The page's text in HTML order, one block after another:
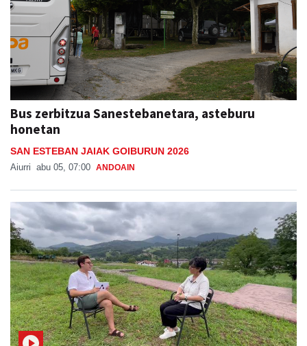
Bus zerbitzua Sanestebanetara, asteburu
honetan
SAN ESTEBAN JAIAK GOIBURUN 2026
Aiurri abu 05, 07:00 ANDOAIN